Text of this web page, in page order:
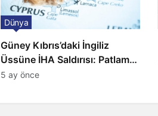
Güney Kıbrıs’daki İngiliz
Üssüne İHA Saldırısı: Patlama,
Sirenler ve Alarm Durumu
Dünya
5 ay önce